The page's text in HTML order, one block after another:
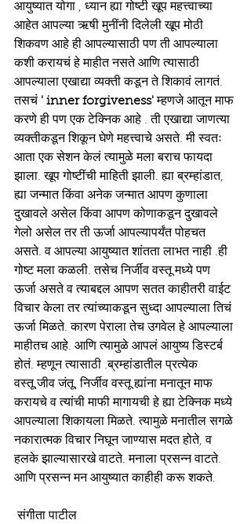
आयुष्यात योगा , ध्यान ह्या गोष्टी खूप महत्त्वाच्या
आहेत आपल्या ऋषी मुनींनी दिलेली खूप मोठी
शिकवण आहे ही आपल्यासाठी पण ती आपल्याला
कशी करायचं हे माहीत नसते आणि त्यासाठी
आपल्याला एखाद्या व्यक्ती कडून ते शिकावं लागतं.
तसचं ' inner forgiveness' म्हणजे आतून माफ
करणे ही पण एक टेक्निक आहे . ती एखाद्या जाणत्या
व्यक्तीकडून शिकून घेणे महत्त्वाचे असते. मी स्वतः
आता एक सेशन केलं त्यामुळे मला बराच फायदा
झाला. खूप गोष्टींची माहिती झाली. ह्या ब्रम्हांडात,
ह्या जन्मात किंवा अनेक जन्मात आपण कुणाला
दुखावले असेल किंवा आपण कोणाकडून दुखावले
गेलो असेल तर ती ऊर्जा आपल्यापर्यंत पोहचत
असते. व आपल्या आयुष्यात शांतता लाभत नाही .ही
गोष्ट मला कळली. तसेच निर्जीव वस्तू मध्ये पण
ऊर्जा असते व त्याबद्दल आपण सतत काहीतरी वाईट
विचार केला तर त्यांच्याकडून सुध्दा आपल्याला तिचं
ऊर्जा मिळते. कारण पेराला तेच उगवेल हे आपल्याला
माहीतच आहे. आणि त्यामुळे आपलं आयुष्य डिस्टर्ब
होतं. म्हणून त्यासाठी .ब्रम्हांडातील प्रत्येक
वस्तू,जीव जंतू, निर्जीव वस्तू ह्यांना मनातून माफ
करायचे व त्यांची माफी मागायची हे ह्या टेक्निक मध्ये
आपल्याला शिकायला मिळते. त्यामुळे मनातील सगळे
नकारात्मक विचार निघून जाण्यास मदत होते, व
हलके झाल्यासारखे वाटते. मनाला प्रसन्न वाटते.
आणि प्रसन्न मन आयुष्यात काहीही करू शकते.
संगीता पाटील